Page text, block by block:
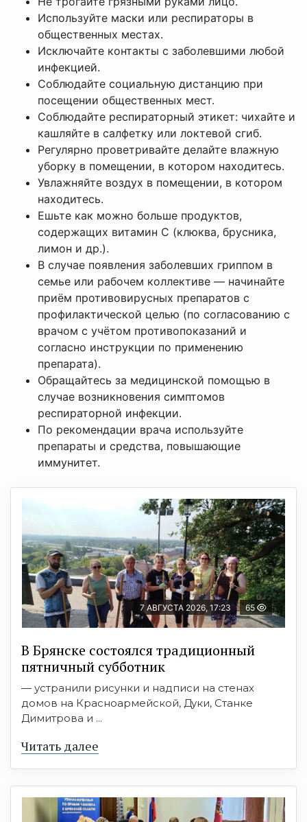
Используйте маски или респираторы в
общественных местах.
Исключайте контакты с заболевшими любой
инфекцией.
Соблюдайте социальную дистанцию при
посещении общественных мест.
Соблюдайте респираторный этикет: чихайте и
кашляйте в салфетку или локтевой сгиб.
Регулярно проветривайте делайте влажную
уборку в помещении, в котором находитесь.
Увлажняйте воздух в помещении, в котором
находитесь.
Ешьте как можно больше продуктов,
содержащих витамин С (клюква, брусника,
лимон и др.).
В случае появления заболевших гриппом в
семье или рабочем коллективе — начинайте
приём противовирусных препаратов с
профилактической целью (по согласованию с
врачом с учётом противопоказаний и
согласно инструкции по применению
препарата).
Обращайтесь за медицинской помощью в
случае возникновения симптомов
респираторной инфекции.
По рекомендации врача используйте
препараты и средства, повышающие
иммунитет.
7 АВГУСТА 2026, 17:23 65
В Брянске состоялся традиционный
пятничный субботник
— устранили рисунки и надписи на стенах
домов на Красноармейской, Дуки, Станке
Димитрова и ...
Читать далее